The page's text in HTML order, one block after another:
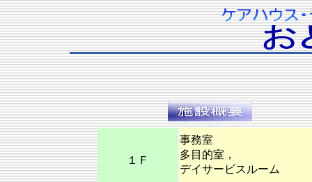
１Ｆ
事務室
多目的室，
デイサービスルーム